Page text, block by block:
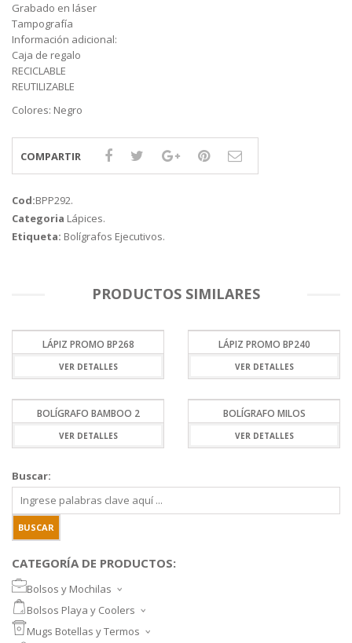
Grabado en láser
Tampografía
Información adicional:
Caja de regalo
RECICLABLE
REUTILIZABLE
Colores: Negro
COMPARTIR
Cod:BPP292.
Categoria Lápices.
Etiqueta: Bolígrafos Ejecutivos.
PRODUCTOS SIMILARES
LÁPIZ PROMO BP268
VER DETALLES
LÁPIZ PROMO BP240
VER DETALLES
BOLÍGRAFO BAMBOO 2
VER DETALLES
BOLÍGRAFO MILOS
VER DETALLES
Buscar:
CATEGORÍA DE PRODUCTOS:
Bolsos y Mochilas
MOCHILAS DEPORTIVAS
MOCHILAS NOTEBOOK
Bolsos Playa y Coolers
COOLERS
Mugs Botellas y Termos